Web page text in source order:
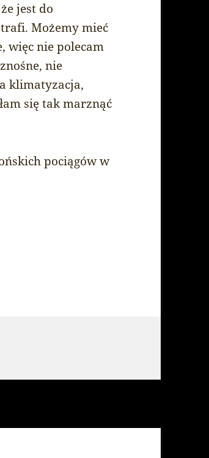
jest do
Możemy mieć
więc nie polecam
nie
klimatyzacja,
się tak marznąć
pociągów w